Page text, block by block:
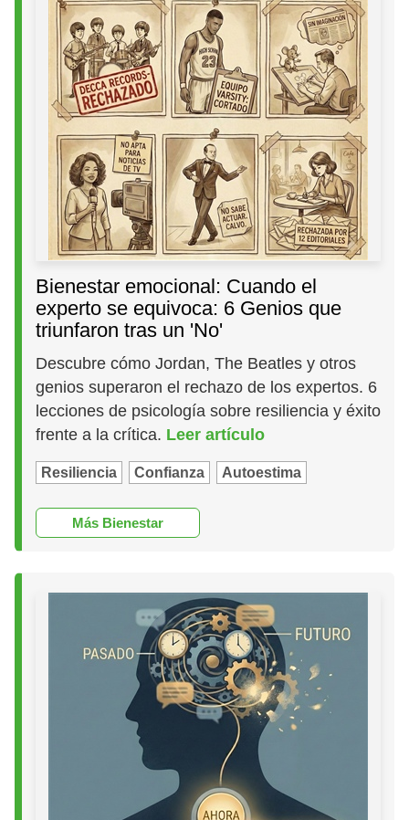
Bienestar emocional: Cuando el
experto se equivoca: 6 Genios que
triunfaron tras un 'No'
Descubre cómo Jordan, The Beatles y otros
genios superaron el rechazo de los expertos. 6
lecciones de psicología sobre resiliencia y éxito
frente a la crítica. Leer artículo
Resiliencia Confianza Autoestima
Más Bienestar